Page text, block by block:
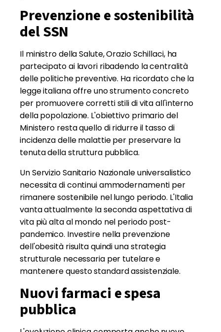
Prevenzione e sostenibilità
del SSN
Il ministro della Salute, Orazio Schillaci, ha
partecipato ai lavori ribadendo la centralità
delle politiche preventive. Ha ricordato che la
legge italiana offre uno strumento concreto
per promuovere corretti stili di vita all'interno
della popolazione. L'obiettivo primario del
Ministero resta quello di ridurre il tasso di
incidenza delle malattie per preservare la
tenuta della struttura pubblica.
Un Servizio Sanitario Nazionale universalistico
necessita di continui ammodernamenti per
rimanere sostenibile nel lungo periodo. L'Italia
vanta attualmente la seconda aspettativa di
vita più alta al mondo nel periodo post-
pandemico. Investire nella prevenzione
dell'obesità risulta quindi una strategia
strutturale necessaria per tutelare e
mantenere questo standard assistenziale.
Nuovi farmaci e spesa
pubblica